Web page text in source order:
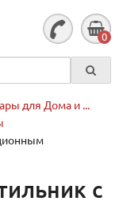
0
для Дома и ...
с